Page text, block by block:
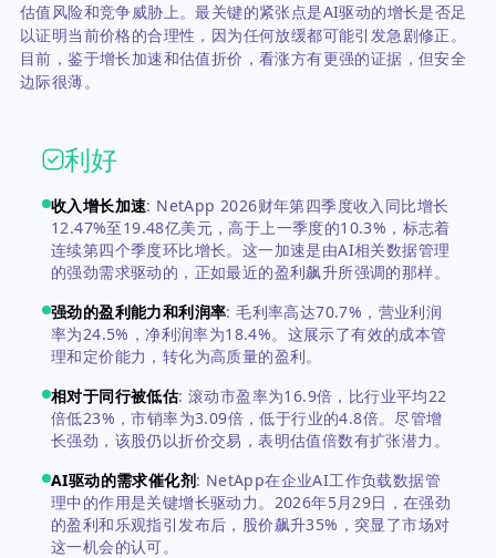
估值风险和竞争威胁上。最关键的紧张点是AI驱动的增长是否足
以证明当前价格的合理性，因为任何放缓都可能引发急剧修正。
目前，鉴于增长加速和估值折价，看涨方有更强的证据，但安全
边际很薄。
利好
收入增长加速: NetApp 2026财年第四季度收入同比增长
12.47%至19.48亿美元，高于上一季度的10.3%，标志着
连续第四个季度环比增长。这一加速是由AI相关数据管理
的强劲需求驱动的，正如最近的盈利飙升所强调的那样。
强劲的盈利能力和利润率:毛利率高达70.7%，营业利润
率为24.5%，净利润率为18.4%。这展示了有效的成本管
理和定价能力，转化为高质量的盈利。
相对于同行被低估:滚动市盈率为16.9倍，比行业平均22
倍低23%，市销率为3.09倍，低于行业的4.8倍。尽管增
长强劲，该股仍以折价交易，表明估值倍数有扩张潜力。
AI驱动的需求催化剂: NetApp在企业AI工作负载数据管
理中的作用是关键增长驱动力。2026年5月29日，在强劲
的盈利和乐观指引发布后，股价飙升35%，突显了市场对
这一机会的认可。